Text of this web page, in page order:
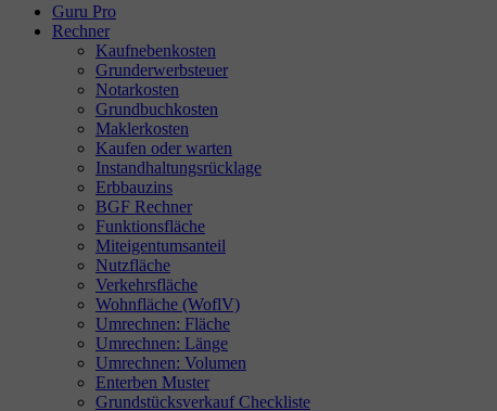
Guru Pro
Rechner
Kaufnebenkosten
Grunderwerbsteuer
Notarkosten
Grundbuchkosten
Maklerkosten
Kaufen oder warten
Instandhaltungsrücklage
Erbbauzins
BGF Rechner
Funktionsfläche
Miteigentumsanteil
Nutzfläche
Verkehrsfläche
Wohnfläche (WoflV)
Umrechnen: Fläche
Umrechnen: Länge
Umrechnen: Volumen
Enterben Muster
Grundstücksverkauf Checkliste